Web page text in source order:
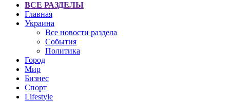
ВСЕ РАЗДЕЛЫ
Главная
Украина
Все новости раздела
События
Политика
Город
Мир
Бизнес
Спорт
Lifestyle